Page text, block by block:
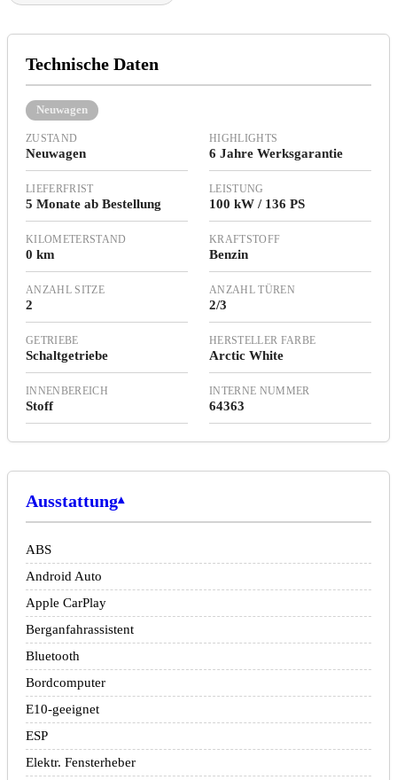
Technische Daten
Neuwagen
ZUSTAND
Neuwagen
HIGHLIGHTS
6 Jahre Werksgarantie
LIEFERFRIST
5 Monate ab Bestellung
LEISTUNG
100 kW / 136 PS
KILOMETERSTAND
0 km
KRAFTSTOFF
Benzin
ANZAHL SITZE
2
ANZAHL TÜREN
2/3
GETRIEBE
Schaltgetriebe
HERSTELLER FARBE
Arctic White
INNENBEREICH
Stoff
INTERNE NUMMER
64363
Ausstattung
ABS
Android Auto
Apple CarPlay
Berganfahrassistent
Bluetooth
Bordcomputer
E10-geeignet
ESP
Elektr. Fensterheber